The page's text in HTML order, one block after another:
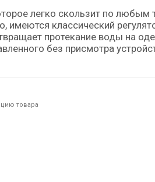
легко скользит по любым
имеются классический
протекание воды на
без присмотра
товара